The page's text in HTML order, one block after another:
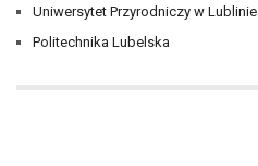
Uniwersytet Przyrodniczy w Lublinie
Politechnika Lubelska